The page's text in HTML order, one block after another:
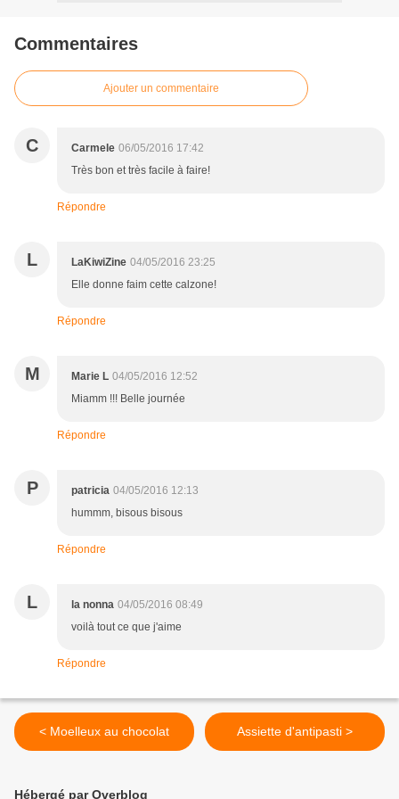
Commentaires
Ajouter un commentaire
C Carmele 06/05/2016 17:42
Très bon et très facile à faire!
Répondre
L LaKiwiZine 04/05/2016 23:25
Elle donne faim cette calzone!
Répondre
M Marie L 04/05/2016 12:52
Miamm !!! Belle journée
Répondre
P patricia 04/05/2016 12:13
hummm, bisous bisous
Répondre
L la nonna 04/05/2016 08:49
voilà tout ce que j'aime
Répondre
< Moelleux au chocolat Assiette d'antipasti >
Hébergé par Overblog